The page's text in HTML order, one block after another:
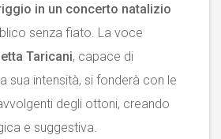
in un concerto natalizio
senza fiato. La voce
Taricani, capace di
sua intensità, si fonderà con le
degli ottoni, creando
e suggestiva.